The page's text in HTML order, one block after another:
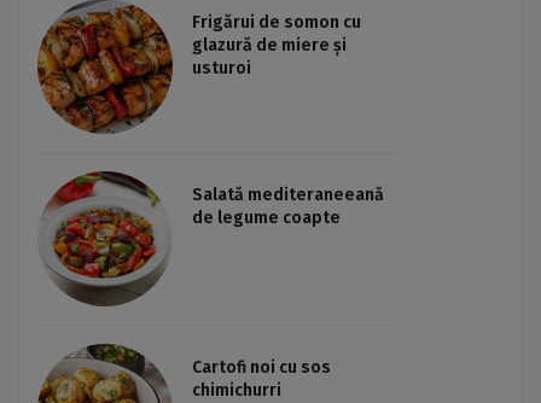
Frigărui de somon cu
glazură de miere și
usturoi
Salată mediteraneeană
de legume coapte
Cartofi noi cu sos
chimichurri